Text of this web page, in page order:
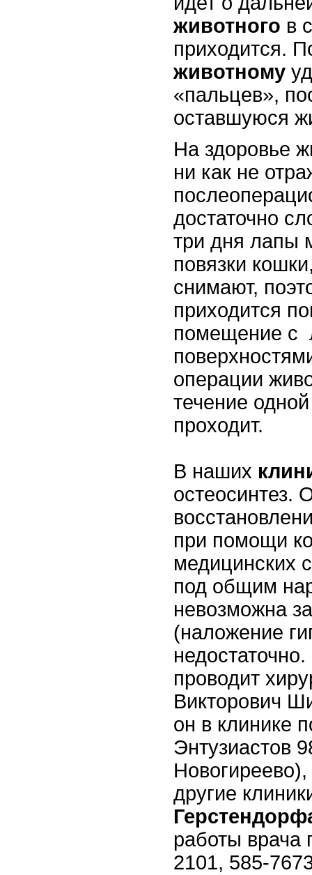
животного в
приходится.
животному
«пальцев»,
оставшуюся
На здоровье
ни как не
достаточно
три дня лапы
повязки
снимают,
приходится
помещение с
операции
течение
проходит.
В наших
при помощи
медицинских
под общим
невозможна
(наложение
проводит
Викторович
он в клинике
Энтузиастов
другие
работы врача
2101, 585-